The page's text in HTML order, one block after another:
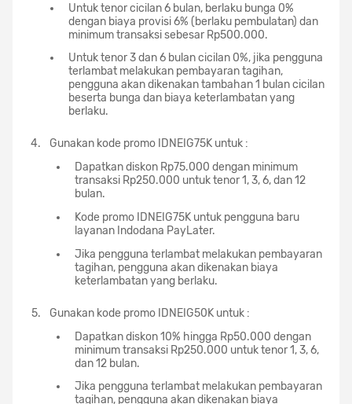
Untuk tenor cicilan 6 bulan, berlaku bunga 0%
dengan biaya provisi 6% (berlaku pembulatan) dan
minimum transaksi sebesar Rp500.000.
Untuk tenor 3 dan 6 bulan cicilan 0%, jika pengguna
terlambat melakukan pembayaran tagihan,
pengguna akan dikenakan tambahan 1 bulan cicilan
beserta bunga dan biaya keterlambatan yang
berlaku.
Gunakan kode promo IDNEIG75K untuk :
Dapatkan diskon Rp75.000 dengan minimum
transaksi Rp250.000 untuk tenor 1, 3, 6, dan 12
bulan.
Kode promo IDNEIG75K untuk pengguna baru
layanan Indodana PayLater.
Jika pengguna terlambat melakukan pembayaran
tagihan, pengguna akan dikenakan biaya
keterlambatan yang berlaku.
Gunakan kode promo IDNEIG50K untuk :
Dapatkan diskon 10% hingga Rp50.000 dengan
minimum transaksi Rp250.000 untuk tenor 1, 3, 6,
dan 12 bulan.
Jika pengguna terlambat melakukan pembayaran
tagihan, pengguna akan dikenakan biaya